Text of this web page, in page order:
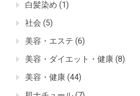
白髪染め (1)
社会 (5)
美容・エステ (6)
美容・ダイエット・健康 (8)
美容・健康 (44)